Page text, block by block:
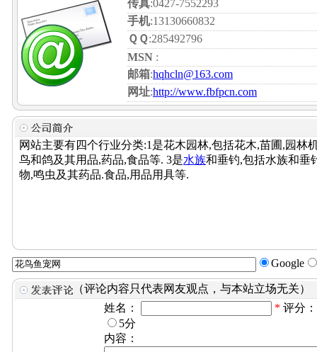
传真:0427-7552293
手机:13130660832
ＱＱ:285492796
MSN :
邮箱:hqhcln@163.com
网址:http://www.fbfpcn.com
网站主要有四个行业分类:1是花木园林,包括花木,苗圃,园林
鸟和鸽及其用品,药品,食品等. 3是水族和垂钓,包括水族和垂
物,鸣虫及其药品.食品,用品用具等.
Google
（评论内容只代表网友观点，与本站立场无关）
姓名：
* 评分
5分
内容：